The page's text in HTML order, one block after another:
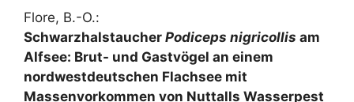
Flore, B.-O.:
Schwarzhalstaucher Podiceps nigricollis am
Alfsee: Brut- und Gastvögel an einem
nordwestdeutschen Flachsee mit
Massenvorkommen von Nuttalls Wasserpest